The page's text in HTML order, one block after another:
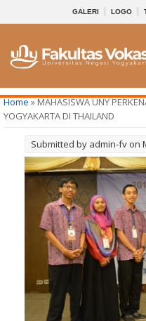
GALERI LOGO
You are here
Home» MAHASISWA UNY
YOGYAKARTA DI THAILAND
Submitted by admin-fv on